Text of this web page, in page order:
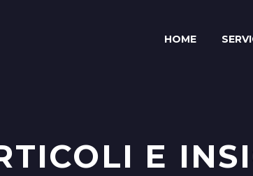
HOME
E